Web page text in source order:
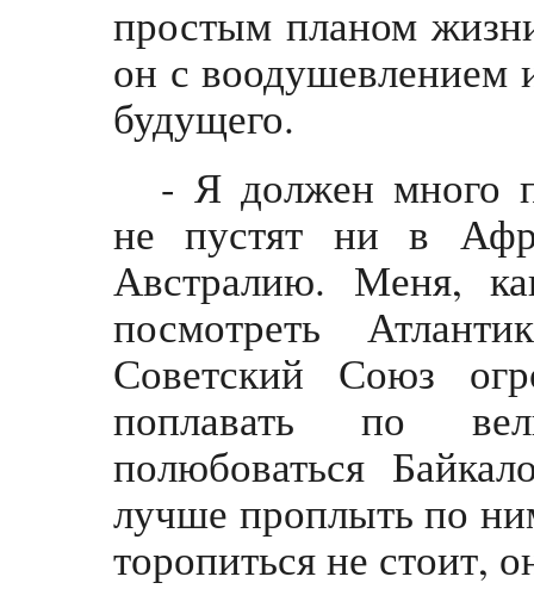
простым планом
он с воодушевлением
будущего.
- Я должен много
не пустят ни в
Австралию. Меня,
посмотреть
Советский Союз
поплавать по
полюбоваться
лучше проплыть по
торопиться не стоит,